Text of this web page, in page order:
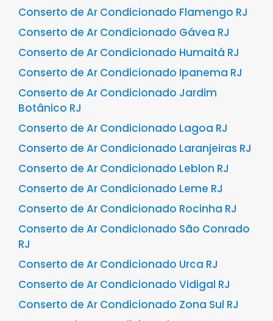
Conserto de Ar Condicionado Flamengo RJ
Conserto de Ar Condicionado Gávea RJ
Conserto de Ar Condicionado Humaitá RJ
Conserto de Ar Condicionado Ipanema RJ
Conserto de Ar Condicionado Jardim
Botânico RJ
Conserto de Ar Condicionado Lagoa RJ
Conserto de Ar Condicionado Laranjeiras RJ
Conserto de Ar Condicionado Leblon RJ
Conserto de Ar Condicionado Leme RJ
Conserto de Ar Condicionado Rocinha RJ
Conserto de Ar Condicionado São Conrado
RJ
Conserto de Ar Condicionado Urca RJ
Conserto de Ar Condicionado Vidigal RJ
Conserto de Ar Condicionado Zona Sul RJ